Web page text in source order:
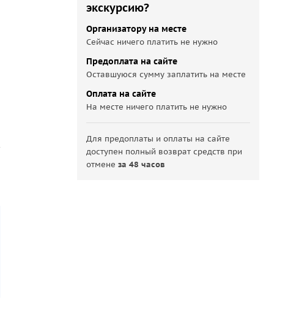
экскурсию?
Организатору на месте
Сейчас ничего платить не нужно
Предоплата на сайте
Оставшуюся сумму заплатить на месте
Оплата на сайте
На месте ничего платить не нужно
Для предоплаты и оплаты на сайте
доступен полный возврат средств при
отменеза 48 часов